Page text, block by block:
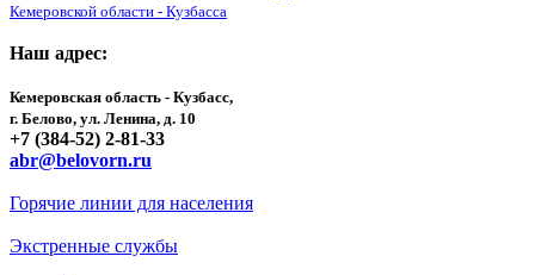
Кемеровской области - Кузбасса
Наш адрес:
Кемеровская область - Кузбасс,
г. Белово, ул. Ленина, д. 10
+7 (384-52) 2-81-33
abr@belovorn.ru
Горячие линии для населения
Экстренные службы